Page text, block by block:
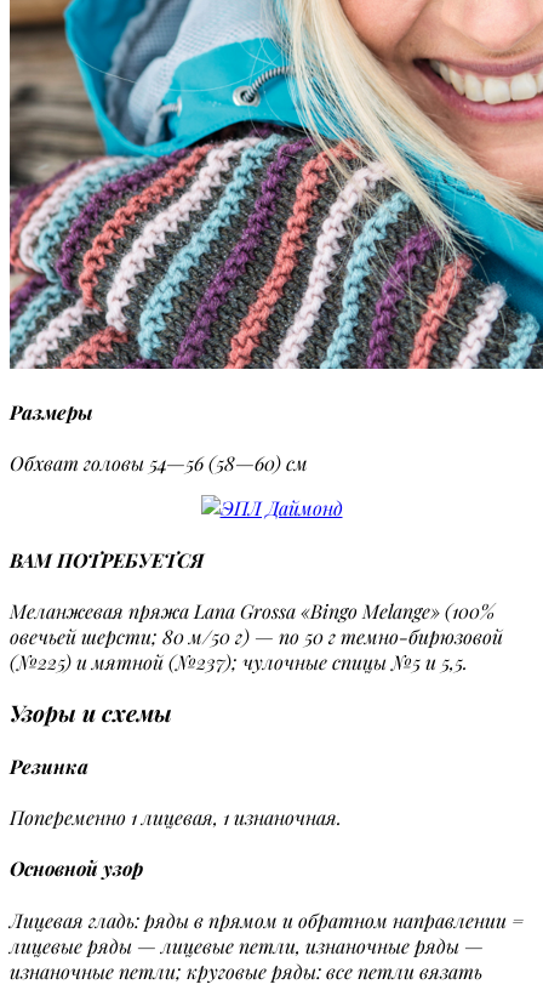
Размеры
Обхват головы 54—56 (58—60) см
ВАМ ПОТРЕБУЕТСЯ
Меланжевая пряжа Lana Grossa «Bingo Melange» (100%
овечьей шерсти; 80 м/50 г) — по 50 г темно-бирюзовой
(№225) и мятной (№237); чулочные спицы №5 и 5,5.
Узоры и схемы
Резинка
Попеременно 1 лицевая, 1 изнаночная.
Основной узор
Лицевая гладь: ряды в прямом и обратном направлении =
лицевые ряды — лицевые петли, изнаночные ряды —
изнаночные петли; круговые ряды: все петли вязать